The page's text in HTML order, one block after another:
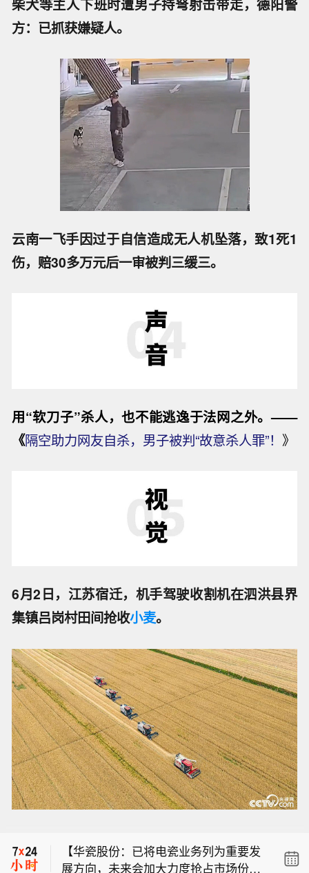
柴犬等主人下班时遭男子持弩射击带走，德阳警
方：已抓获嫌疑人。
云南一飞手因过于自信造成无人机坠落，致1死1
伤，赔30多万元后一审被判三缓三。
用“软刀子”杀人，也不能逃逸于法网之外。——
《隔空助力网友自杀，男子被判“故意杀人罪”！》
6月2日，江苏宿迁，机手驾驶收割机在泗洪县界
集镇吕岗村田间抢收小麦。
【国债期货收盘】 30年期主力合约跌0.
04%， 10年期主力合约基本持平， 5年
【华瓷股份：已将电瓷业务列为重要发
展方向，未来会加大力度抢占市场份